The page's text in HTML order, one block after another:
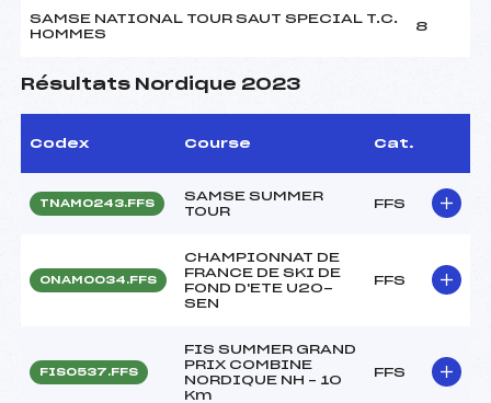
SAMSE NATIONAL TOUR SAUT SPECIAL T.C.
HOMMES
8
Résultats Nordique 2023
Codex Course Cat.
TNAM0243.FFS
SAMSE SUMMER
TOUR
FFS
ONAM0034.FFS
CHAMPIONNAT DE
FRANCE DE SKI DE
FOND D'ETE U20-
SEN
FFS
FIS0537.FFS
FIS SUMMER GRAND
PRIX COMBINE
NORDIQUE NH – 10
Km
FFS